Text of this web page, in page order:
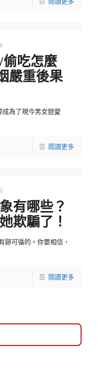
吃怎麼
嚴重後果
為了現今男女戀愛
閱讀更多
有哪些？
欺騙了！
跡可循的。你要相信，
閱讀更多